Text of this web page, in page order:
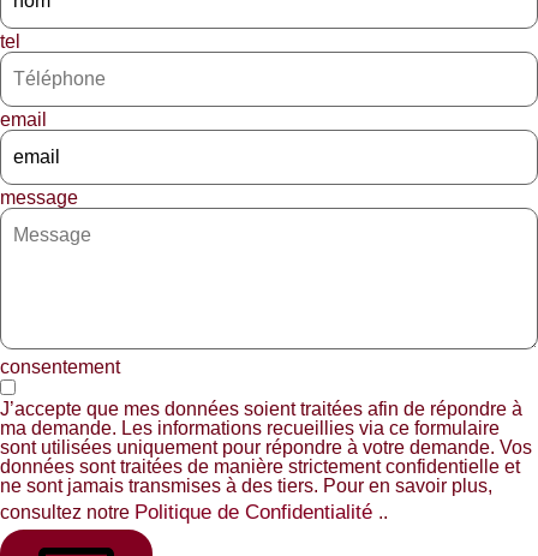
tel
email
message
consentement
J’accepte que mes données soient traitées afin de répondre à
ma demande. Les informations recueillies via ce formulaire
sont utilisées uniquement pour répondre à votre demande. Vos
données sont traitées de manière strictement confidentielle et
ne sont jamais transmises à des tiers. Pour en savoir plus,
consultez notre Politique de Confidentialité ..